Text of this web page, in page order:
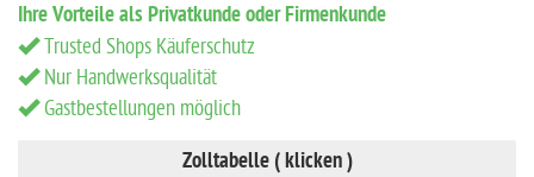
Ihre Vorteile als Privatkunde oder Firmenkunde
Trusted Shops Käuferschutz
Nur Handwerksqualität
Gastbestellungen möglich
Zolltabelle ( klicken )